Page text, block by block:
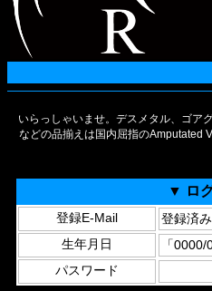
いらっしゃいませ。デスメタル、ゴア
などの品揃えは国内屈指のAmputated
▼ ロ
登録E-Mail
生年月日
パスワード